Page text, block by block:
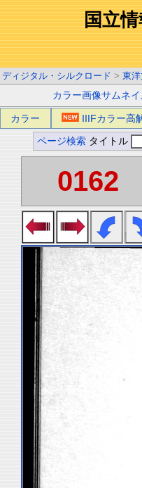
国立
ディジタル・シルクロード > 東
カラー画像サムネ
カラー IIIFカラー高
ページ検索 タイトル
0162